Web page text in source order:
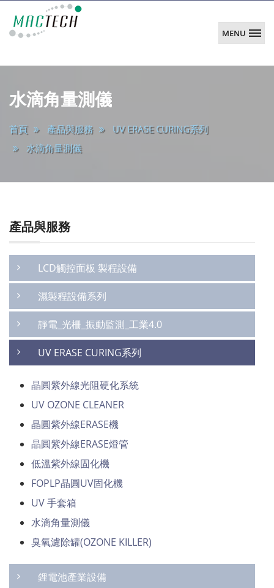
陽
技
MENU
main
水滴角量測儀
首頁 產品與服務
UV ERASE CURING系列
水滴角量測儀
產品與服務
LCD觸控面板 製程設備
濕製程設備系列
靜電_光柵_振動監測_工業4.0
UV ERASE CURING系列
晶圓紫外線光阻硬化系統
UV OZONE CLEANER
晶圓紫外線ERASE機
晶圓紫外線ERASE燈管
低溫紫外線固化機
FOPLP晶圓UV固化機
UV 手套箱
水滴角量測儀
臭氧濾除罐(OZONE KILLER)
鋰電池產業設備